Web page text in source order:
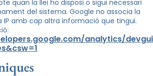
quan la llei ho disposi o sigui necessari
del sistema. Google no associa la
IP amb cap altra informació que tingui.
analytics/